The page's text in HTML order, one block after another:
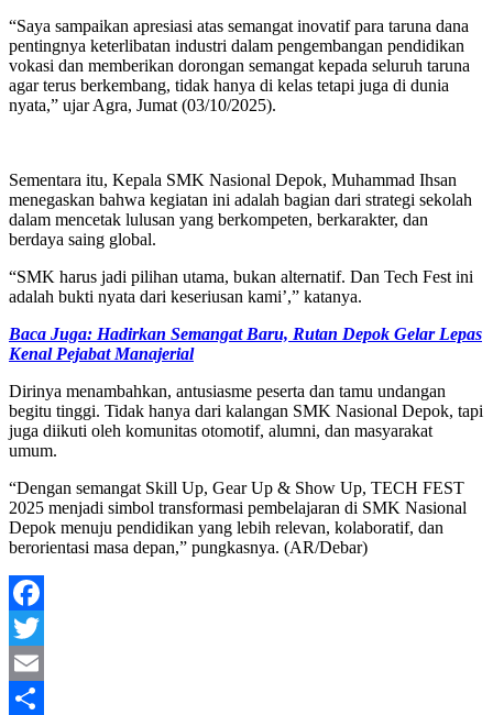
“Saya sampaikan apresiasi atas semangat inovatif para taruna dana
pentingnya keterlibatan industri dalam pengembangan pendidikan
vokasi dan memberikan dorongan semangat kepada seluruh taruna
agar terus berkembang, tidak hanya di kelas tetapi juga di dunia
nyata,” ujar Agra, Jumat (03/10/2025).
Sementara itu, Kepala SMK Nasional Depok, Muhammad Ihsan
menegaskan bahwa kegiatan ini adalah bagian dari strategi sekolah
dalam mencetak lulusan yang berkompeten, berkarakter, dan
berdaya saing global.
“SMK harus jadi pilihan utama, bukan alternatif. Dan Tech Fest ini
adalah bukti nyata dari keseriusan kami’,” katanya.
Baca Juga: Hadirkan Semangat Baru, Rutan Depok Gelar Lepas
Kenal Pejabat Manajerial
Dirinya menambahkan, antusiasme peserta dan tamu undangan
begitu tinggi. Tidak hanya dari kalangan SMK Nasional Depok, tapi
juga diikuti oleh komunitas otomotif, alumni, dan masyarakat
umum.
“Dengan semangat Skill Up, Gear Up & Show Up, TECH FEST
2025 menjadi simbol transformasi pembelajaran di SMK Nasional
Depok menuju pendidikan yang lebih relevan, kolaboratif, dan
berorientasi masa depan,” pungkasnya. (AR/Debar)
Facebook
Twitter
Email